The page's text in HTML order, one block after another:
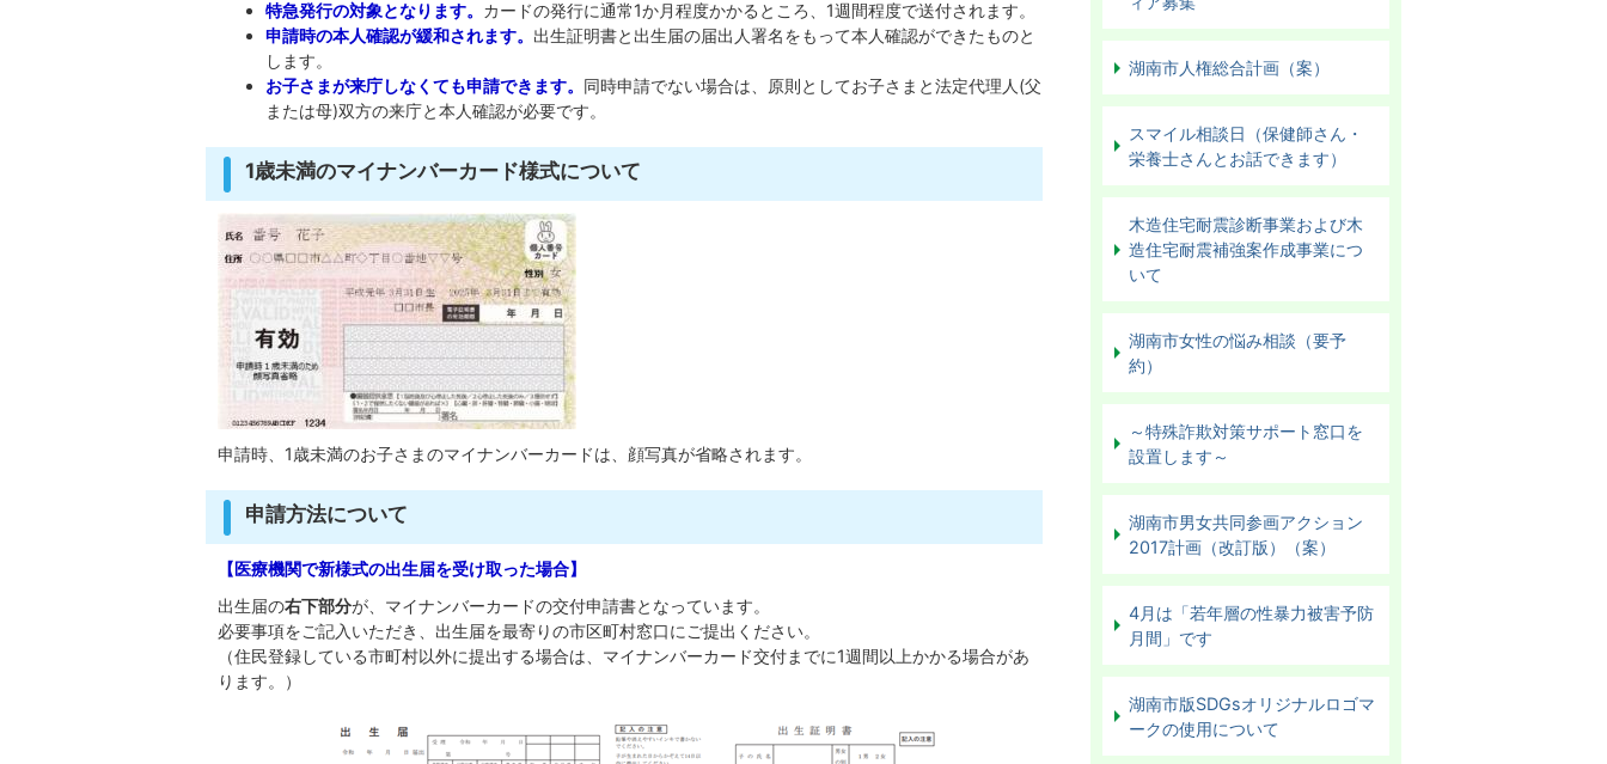
特急発行の対象となります。 カードの発行に通常1か月程度かかるところ、1週間程度で送付されます。
申請時の本人確認が緩和されます。 出生証明書と出生届の届出人署名をもって本人確認ができたものと
します。
お子さまが来庁しなくても申請できます。 同時申請でない場合は、原則としてお子さまと法定代理人(父
または母)双方の来庁と本人確認が必要です。
1歳未満のマイナンバーカード様式について
申請時、1歳未満のお子さまのマイナンバーカードは、顔写真が省略されます。
申請方法について
【医療機関で新様式の出生届を受け取った場合】
出生届の右下部分が、マイナンバーカードの交付申請書となっています。
必要事項をご記入いただき、出生届を最寄りの市区町村窓口にご提出ください。
（住民登録している市町村以外に提出する場合は、マイナンバーカード交付までに1週間以上かかる場合があ
ります。）
湖南市人権総合計画（案）
スマイル相談日（保健師さん・
栄養士さんとお話できます）
木造住宅耐震診断事業および木
造住宅耐震補強案作成事業につ
いて
湖南市女性の悩み相談（要予
約）
～特殊詐欺対策サポート窓口を
設置します～
湖南市男女共同参画アクション
2017計画（改訂版）（案）
4月は「若年層の性暴力被害予防
月間」です
湖南市版SDGsオリジナルロゴマ
ークの使用について